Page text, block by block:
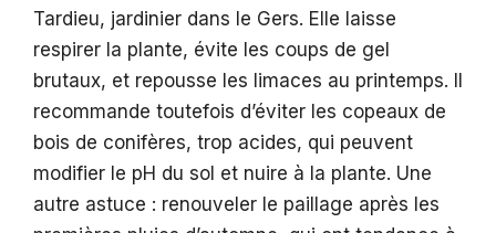
Tardieu, jardinier dans le Gers. Elle laisse
respirer la plante, évite les coups de gel
brutaux, et repousse les limaces au printemps. Il
recommande toutefois d’éviter les copeaux de
bois de conifères, trop acides, qui peuvent
modifier le pH du sol et nuire à la plante. Une
autre astuce : renouveler le paillage après les